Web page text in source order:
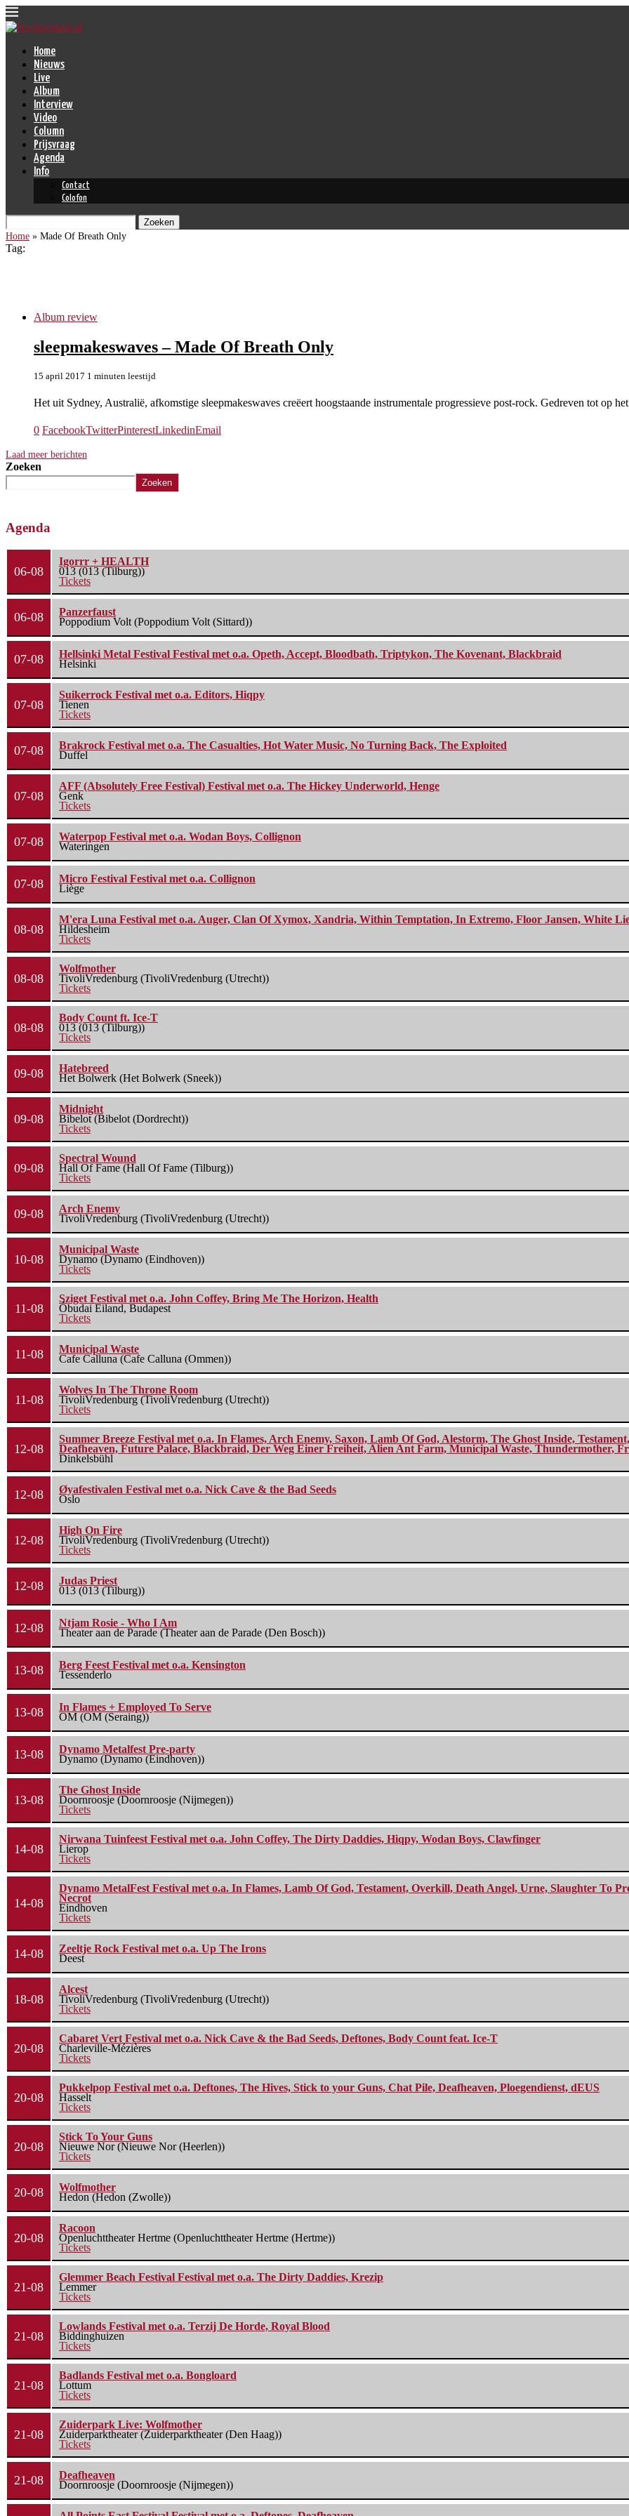
Home
Nieuws
Live
Album
Interview
Video
Column
Prijsvraag
Agenda
Info
Contact
Colofon
Zoeken
Home » Made Of Breath Only
Tag:
Album review
sleepmakeswaves – Made Of Breath Only
15 april 2017 1 minuten leestijd
Het uit Sydney, Australië, afkomstige sleepmakeswaves creëert hoogstaande instrumentale progressieve post-rock. Gedreven tot op
0 FacebookTwitterPinterestLinkedinEmail
Laad meer berichten
Zoeken
Zoeken
Agenda
06-08
Igorrr + HEALTH
013 (013 (Tilburg))
Tickets
06-08
Panzerfaust
Poppodium Volt (Poppodium Volt (Sittard))
07-08
Hellsinki Metal Festival Festival met o.a. Opeth, Accept, Bloodbath, Triptykon, The Kovenant, Blackbraid
Helsinki
07-08
Suikerrock Festival met o.a. Editors, Hiqpy
Tienen
Tickets
07-08
Brakrock Festival met o.a. The Casualties, Hot Water Music, No Turning Back, The Exploited
Duffel
07-08
AFF (Absolutely Free Festival) Festival met o.a. The Hickey Underworld, Henge
Genk
Tickets
07-08
Waterpop Festival met o.a. Wodan Boys, Collignon
Wateringen
07-08
Micro Festival Festival met o.a. Collignon
Liège
08-08
M'era Luna Festival met o.a. Auger, Clan Of Xymox, Xandria, Within Temptation, In Extremo, Floor Jansen, White
Hildesheim
Tickets
08-08
Wolfmother
TivoliVredenburg (TivoliVredenburg (Utrecht))
Tickets
08-08
Body Count ft. Ice-T
013 (013 (Tilburg))
Tickets
09-08
Hatebreed
Het Bolwerk (Het Bolwerk (Sneek))
09-08
Midnight
Bibelot (Bibelot (Dordrecht))
Tickets
09-08
Spectral Wound
Hall Of Fame (Hall Of Fame (Tilburg))
Tickets
09-08
Arch Enemy
TivoliVredenburg (TivoliVredenburg (Utrecht))
10-08
Municipal Waste
Dynamo (Dynamo (Eindhoven))
Tickets
11-08
Sziget Festival met o.a. John Coffey, Bring Me The Horizon, Health
Óbudai Eiland, Budapest
Tickets
11-08
Municipal Waste
Cafe Calluna (Cafe Calluna (Ommen))
11-08
Wolves In The Throne Room
TivoliVredenburg (TivoliVredenburg (Utrecht))
Tickets
12-08
Summer Breeze Festival met o.a. In Flames, Arch Enemy, Saxon, Lamb Of God, Alestorm, The Ghost Inside,
Deafheaven, Future Palace, Blackbraid, Der Weg Einer Freiheit, Alien Ant Farm, Municipal Waste, Thundermother,
Dinkelsbühl
12-08
Øyafestivalen Festival met o.a. Nick Cave & the Bad Seeds
Oslo
12-08
High On Fire
TivoliVredenburg (TivoliVredenburg (Utrecht))
Tickets
12-08
Judas Priest
013 (013 (Tilburg))
12-08
Ntjam Rosie - Who I Am
Theater aan de Parade (Theater aan de Parade (Den Bosch))
13-08
Berg Feest Festival met o.a. Kensington
Tessenderlo
13-08
In Flames + Employed To Serve
OM (OM (Seraing))
13-08
Dynamo Metalfest Pre-party
Dynamo (Dynamo (Eindhoven))
13-08
The Ghost Inside
Doornroosje (Doornroosje (Nijmegen))
Tickets
14-08
Nirwana Tuinfeest Festival met o.a. John Coffey, The Dirty Daddies, Hiqpy, Wodan Boys, Clawfinger
Lierop
Tickets
14-08
Dynamo MetalFest Festival met o.a. In Flames, Lamb Of God, Testament, Overkill, Death Angel, Urne, Slaughter To
Necrot
Eindhoven
Tickets
14-08
Zeeltje Rock Festival met o.a. Up The Irons
Deest
18-08
Alcest
TivoliVredenburg (TivoliVredenburg (Utrecht))
Tickets
20-08
Cabaret Vert Festival met o.a. Nick Cave & the Bad Seeds, Deftones, Body Count feat. Ice-T
Charleville-Mézières
Tickets
20-08
Pukkelpop Festival met o.a. Deftones, The Hives, Stick to your Guns, Chat Pile, Deafheaven, Ploegendienst, dEUS
Hasselt
Tickets
20-08
Stick To Your Guns
Nieuwe Nor (Nieuwe Nor (Heerlen))
Tickets
20-08
Wolfmother
Hedon (Hedon (Zwolle))
20-08
Racoon
Openluchttheater Hertme (Openluchttheater Hertme (Hertme))
Tickets
21-08
Glemmer Beach Festival Festival met o.a. The Dirty Daddies, Krezip
Lemmer
Tickets
21-08
Lowlands Festival met o.a. Terzij De Horde, Royal Blood
Biddinghuizen
Tickets
21-08
Badlands Festival met o.a. Bongloard
Lottum
Tickets
21-08
Zuiderpark Live: Wolfmother
Zuiderparktheater (Zuiderparktheater (Den Haag))
Tickets
21-08
Deafheaven
Doornroosje (Doornroosje (Nijmegen))